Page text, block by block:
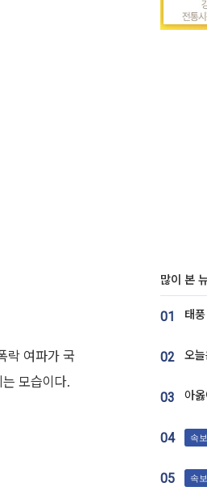
락 여파가 국
모습이다.
많이 본
01
02 오
03
04 속보
05 속보